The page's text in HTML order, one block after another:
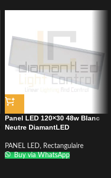
Panel LED 120×30 48w Blanc
Neutre DiamantLED
PANEL LED, Rectangulaire
Buy via WhatsApp